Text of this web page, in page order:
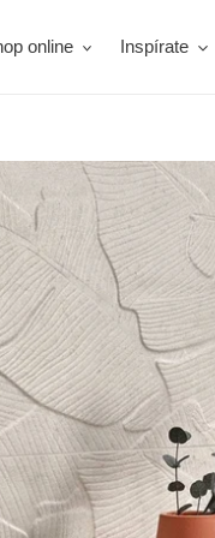
online Inspírate